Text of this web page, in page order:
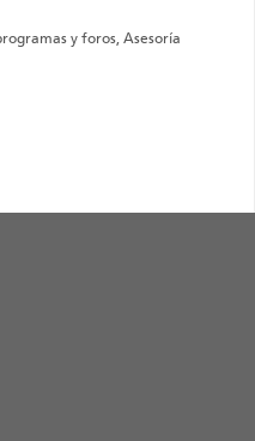
y foros, Asesoría